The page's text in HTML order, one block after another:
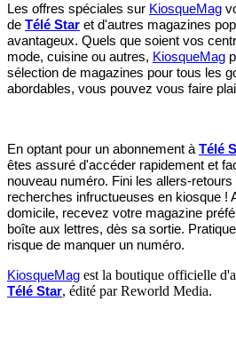
Les offres spéciales sur KiosqueMag
de Télé Star et d'autres magazines
avantageux. Quels que soient vos
mode, cuisine ou autres, KiosqueMag
sélection de magazines pour tous les
abordables, vous pouvez vous faire
En optant pour un abonnement à Télé
êtes assuré d'accéder rapidement et
nouveau numéro. Fini les allers-retours
recherches infructueuses en kiosque !
domicile, recevez votre magazine
boîte aux lettres, dès sa sortie.
risque de manquer un numéro.
KiosqueMag est la boutique officielle
Télé Star, édité par Reworld Media.